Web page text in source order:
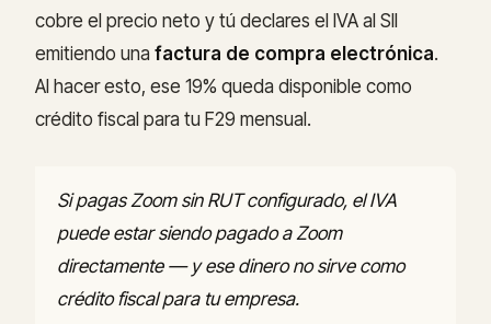
cobre el precio neto y tú declares el IVA al SII
emitiendo una factura de compra electrónica.
Al hacer esto, ese 19% queda disponible como
crédito fiscal para tu F29 mensual.
Si pagas Zoom sin RUT configurado, el IVA
puede estar siendo pagado a Zoom
directamente — y ese dinero no sirve como
crédito fiscal para tu empresa.